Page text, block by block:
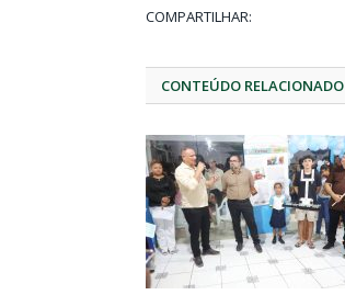
COMPARTILHAR:
CONTEÚDO RELACIONADO